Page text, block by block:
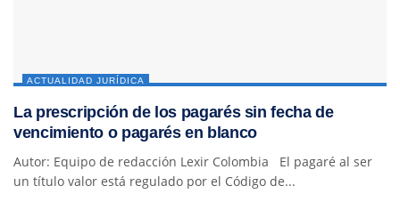
ACTUALIDAD JURÍDICA
La prescripción de los pagarés sin fecha de
vencimiento o pagarés en blanco
Autor: Equipo de redacción Lexir Colombia El pagaré al ser
un título valor está regulado por el Código de...